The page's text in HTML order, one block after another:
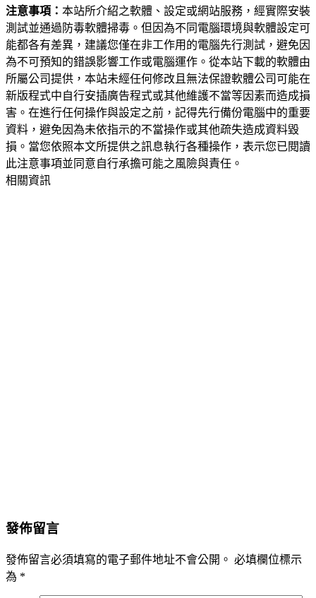
注意事項： 本站所介紹之軟體、設定或網站服務，經實際安裝
測試並通過防毒軟體掃毒。但因為不同電腦環境與軟體設定可
能都各有差異，建議您僅在非工作用的電腦先行測試，避免因
為不可預知的錯誤影響工作或電腦運作。從本站下載的軟體由
所屬公司提供，本站未經任何修改且無法保證軟體公司可能在
新版程式中自行安插廣告程式或其他維護不當等因素而造成損
害。在進行任何操作與設定之前，記得先行備份電腦中的重要
資料，避免因為未依指示的不當操作或其他疏失造成資料毀
損。當您依照本文所提供之訊息執行各種操作，表示您已閱讀
此注意事項並同意自行承擔可能之風險與責任。
相關資訊
發佈留言
發佈留言必須填寫的電子郵件地址不會公開。 必填欄位標示
為 *